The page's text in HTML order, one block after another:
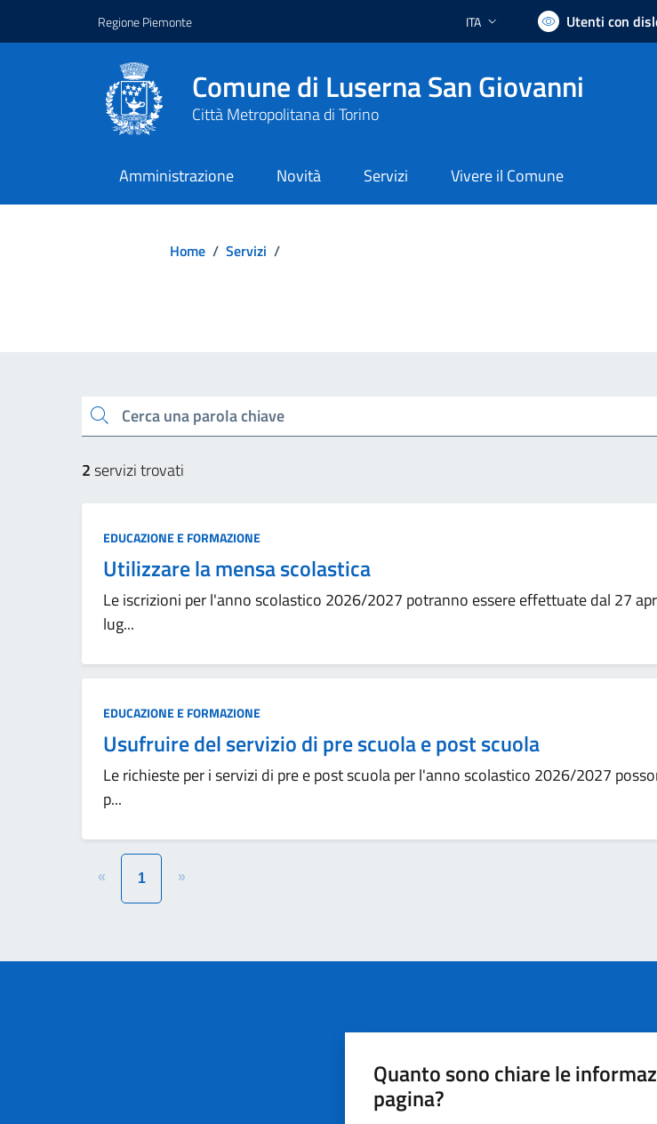
Regione Piemonte Lingua attiva:
ITA Utenti con
Comune di Luserna San Giovanni
Città Metropolitana di Torino
Amministrazione Novità Servizi Vivere il Comune
Home / Servizi /
Cerca una parola chiave
2servizi trovati
EDUCAZIONE E FORMAZIONE
Utilizzare la mensa scolastica
Le iscrizioni per l'anno scolastico 2026/2027 potranno essere effettuate dal 27
lug...
EDUCAZIONE E FORMAZIONE
Usufruire del servizio di pre scuola e post scuola
Le richieste per i servizi di pre e post scuola per l'anno scolastico 2026/2027
p...
« 1 »
Quanto sono chiare le
pagina?